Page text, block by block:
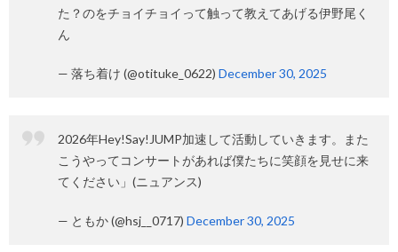
た？のをチョイチョイって触って教えてあげる伊野尾く
ん
— 落ち着け (@otituke_0622) December 30, 2025
2026年Hey!Say!JUMP加速して活動していきます。また
こうやってコンサートがあれば僕たちに笑顔を見せに来
てください」(ニュアンス)
— ともか (@hsj__0717) December 30, 2025